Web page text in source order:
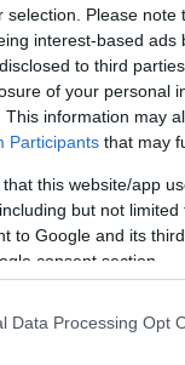
selection. Please
interest-based
to third
of your personal
This information may
Participants that may
that this website/app
but not
to Google and its
consent section.
Data Processing Opt
megtartani és
színházak,
alatt
kerülnek a
próbálják